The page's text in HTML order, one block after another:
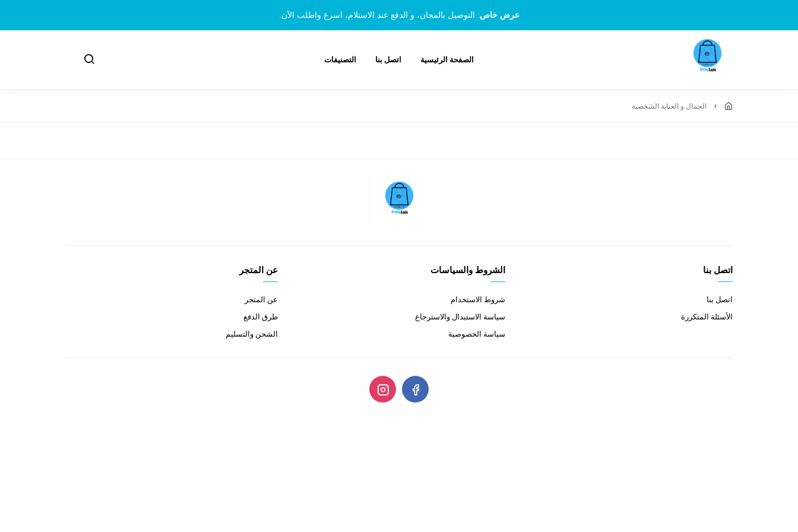
عرض خاص: التوصيل بالمجان، و الدفع عند الاستلام، اسرع واطلب الآن.
الصفحة الرئيسية اتصل بنا التصنيفات
الجمال و العناية الشخصية
اتصل بنا
اتصل بنا
الأسئلة المتكررة
الشروط والسياسات
شروط الاستخدام
سياسة الاستبدال والاسترجاع
سياسة الخصوصية
عن المتجر
عن المتجر
طرق الدفع
الشحن والتسليم